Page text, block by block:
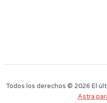
Todos los derechos © 2026 El
Astra